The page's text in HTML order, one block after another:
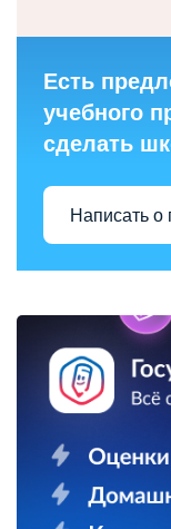
Есть
учебного
сделать
Написать о